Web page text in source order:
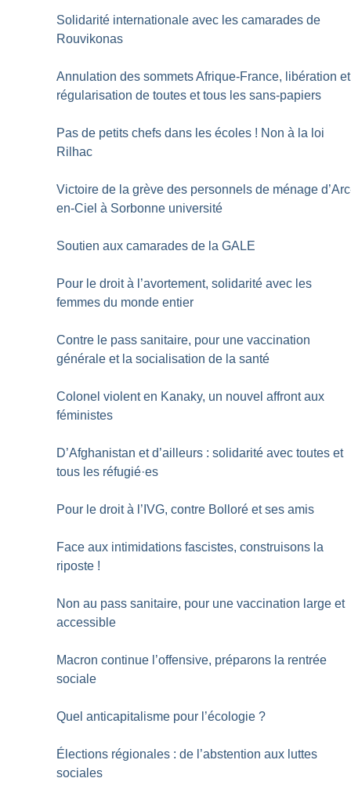
Solidarité internationale avec les camarades de
Rouvikonas
Annulation des sommets Afrique-France, libération et
régularisation de toutes et tous les sans-papiers
Pas de petits chefs dans les écoles ! Non à la loi
Rilhac
Victoire de la grève des personnels de ménage
en-Ciel à Sorbonne université
Soutien aux camarades de la GALE
Pour le droit à l’avortement, solidarité avec les
femmes du monde entier
Contre le pass sanitaire, pour une vaccination
générale et la socialisation de la santé
Colonel violent en Kanaky, un nouvel affront aux
féministes
D’Afghanistan et d’ailleurs : solidarité avec toutes et
tous les réfugié·es
Pour le droit à l’IVG, contre Bolloré et ses amis
Face aux intimidations fascistes, construisons la
riposte !
Non au pass sanitaire, pour une vaccination large et
accessible
Macron continue l’offensive, préparons la rentrée
sociale
Quel anticapitalisme pour l’écologie ?
Élections régionales : de l’abstention aux luttes
sociales